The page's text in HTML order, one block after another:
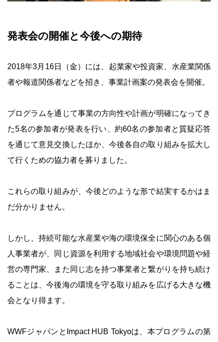
発表会の開催と今後への期待
2018年3月16日（金）には、起業家や投資家、水産業関係
者や報道関係者などを招き、事業計画案の発表会を開催。
プログラムを通じて事業の方向性や計画が明確になってき
た5名の参加者が発表を行い、約60名の参加者と質疑応答
を通じて意見交換したほか、今後各自の取り組みを拡大し
て行くための協力者を募りました。
これらの取り組みが、今後どのような形で結実するかはま
だ分かりません。
しかし、持続可能な水産業や海の環境保全に関心のある個
人事業者が、同じ資源を利用する地域社会や環境問題や経
営の専門家、また同じ志を持つ事業者と繋がりを持ち続け
ることは、今後海の環境を守る取り組みを広げる大きな機
会となり得ます。
WWFジャパンとImpact HUB Tokyoは、本プログラムの第